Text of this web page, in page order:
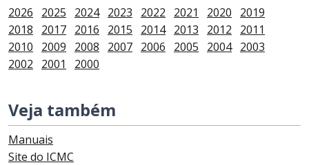
2026
2025 2024 2023 2022 2021 2020
2019
2018
2017 2016 2015 2014 2013 2012
2011
2010
2009 2008 2007 2006 2005 2004 2003
2002
2001 2000
Veja também
Manuais
Site do ICMC